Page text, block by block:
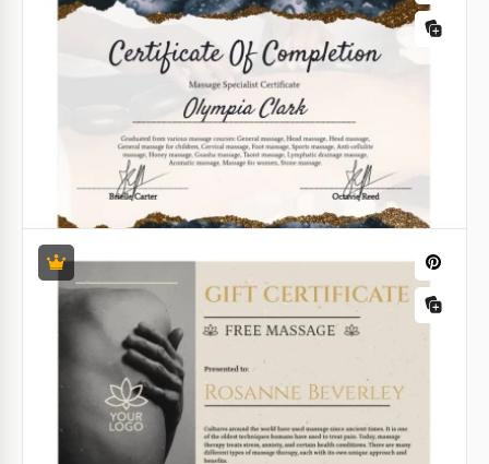
Massagekurse Abschlusszertifikat